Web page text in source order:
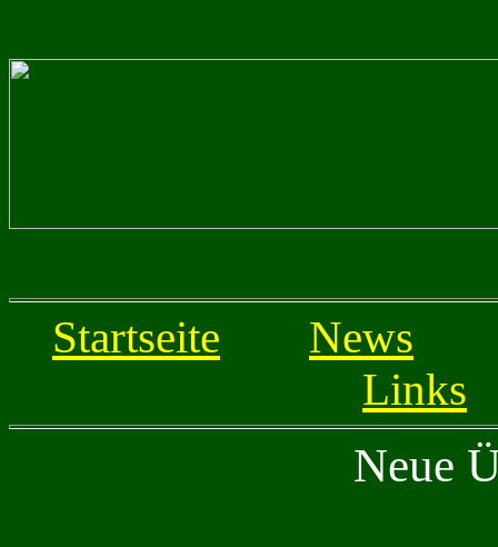
Startseite
News
Links
Neue